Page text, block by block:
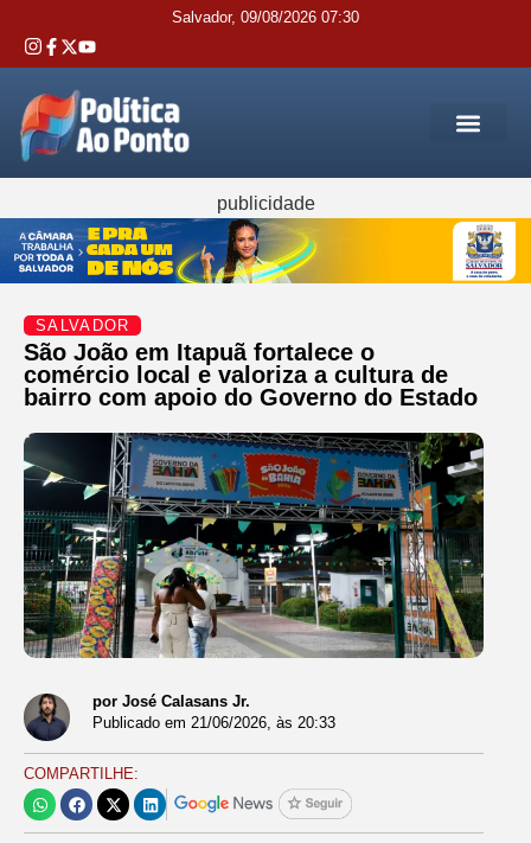
Salvador, 09/08/2026 07:30
publicidade
SALVADOR
São João em Itapuã fortalece o
comércio local e valoriza a cultura de
bairro com apoio do Governo do Estado
por José Calasans Jr.
Publicado em 21/06/2026, às 20:33
COMPARTILHE: